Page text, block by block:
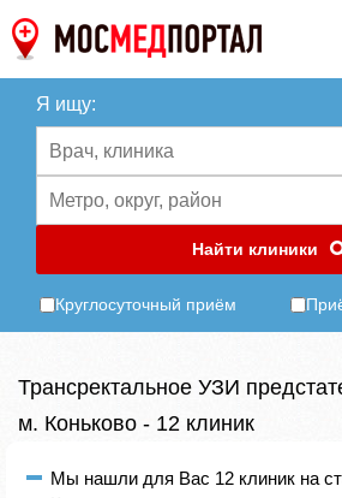
Я ищу:
Найти клиники
Круглосуточный приём
Трансректальное УЗИ
м. Коньково - 12 клиник
Мы нашли для Вас 12 клиник на